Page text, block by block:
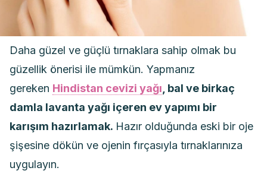
Daha güzel ve güçlü tırnaklara sahip olmak bu
güzellik önerisi ile mümkün. Yapmanız
gereken Hindistan cevizi yağı , bal ve birkaç
damla lavanta yağı içeren ev yapımı bir
karışım hazırlamak. Hazır olduğunda eski bir oje
şişesine dökün ve ojenin fırçasıyla tırnaklarınıza
uygulayın.